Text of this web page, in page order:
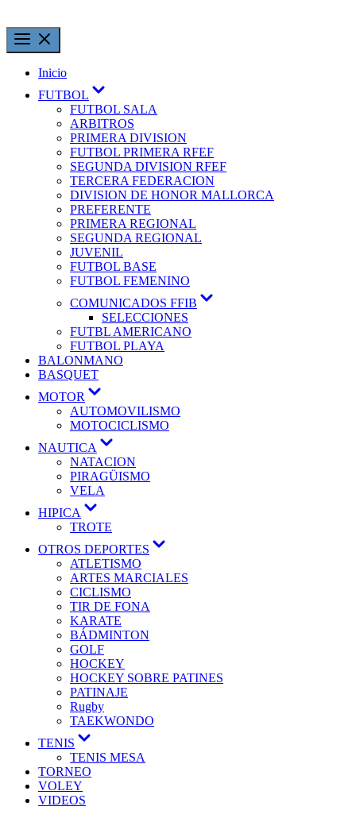
Inicio
FUTBOL
FUTBOL SALA
ARBITROS
PRIMERA DIVISION
FUTBOL PRIMERA RFEF
SEGUNDA DIVISION RFEF
TERCERA FEDERACION
DIVISION DE HONOR MALLORCA
PREFERENTE
PRIMERA REGIONAL
SEGUNDA REGIONAL
JUVENIL
FUTBOL BASE
FUTBOL FEMENINO
COMUNICADOS FFIB
SELECCIONES
FUTBL AMERICANO
FUTBOL PLAYA
BALONMANO
BASQUET
MOTOR
AUTOMOVILISMO
MOTOCICLISMO
NAUTICA
NATACION
PIRAGÜISMO
VELA
HIPICA
TROTE
OTROS DEPORTES
ATLETISMO
ARTES MARCIALES
CICLISMO
TIR DE FONA
KARATE
BÁDMINTON
GOLF
HOCKEY
HOCKEY SOBRE PATINES
PATINAJE
Rugby
TAEKWONDO
TENIS
TENIS MESA
TORNEO
VOLEY
VIDEOS